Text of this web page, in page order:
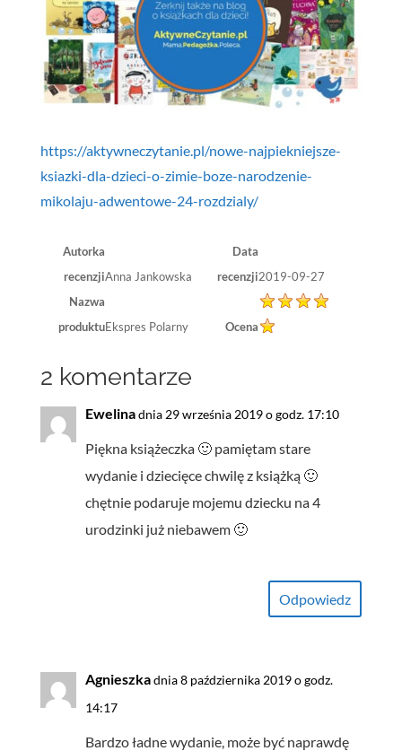
https://aktywneczytanie.pl/nowe-najpiekniejsze-
ksiazki-dla-dzieci-o-zimie-boze-narodzenie-
mikolaju-adwentowe-24-rozdzialy/
Autorka
recenzjiAnna Jankowska
Data
recenzji2019-09-27
Nazwa
produktuEkspres Polarny Ocena
2 komentarze
Ewelinadnia 29 września 2019 o godz. 17:10
Piękna książeczka 🙂 pamiętam stare
wydanie i dziecięce chwilę z książką 🙂
chętnie podaruje mojemu dziecku na 4
urodzinki już niebawem 🙂
Odpowiedz
Agnieszkadnia 8 października 2019 o godz.
14:17
Bardzo ładne wydanie, może być naprawdę